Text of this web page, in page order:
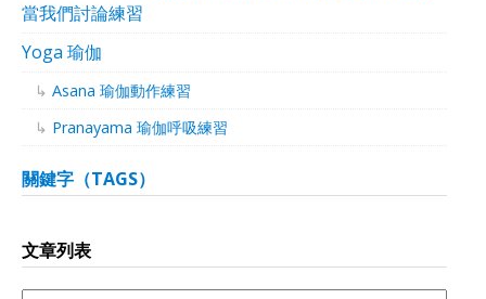
當我們討論練習
Yoga 瑜伽
Asana 瑜伽動作練習
Pranayama 瑜伽呼吸練習
關鍵字（TAGS）
文章列表